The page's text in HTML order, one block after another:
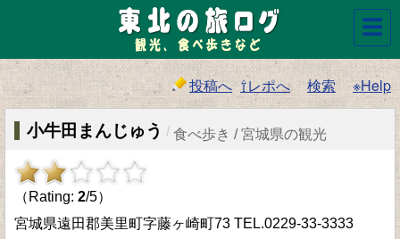
投稿へ ⇧レポへ 検索 ※Help
小牛田まんじゅう / 食べ歩き / 宮城県の観光
（Rating: 2/5）
宮城県遠田郡美里町字藤ヶ崎町73 TEL.0229-33-3333
☰